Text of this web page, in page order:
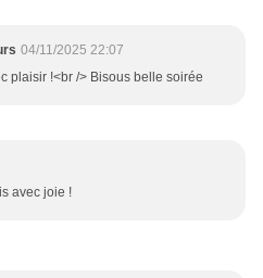
04/11/2025 22:07
plaisir !<br /> Bisous belle soirée
avec joie !